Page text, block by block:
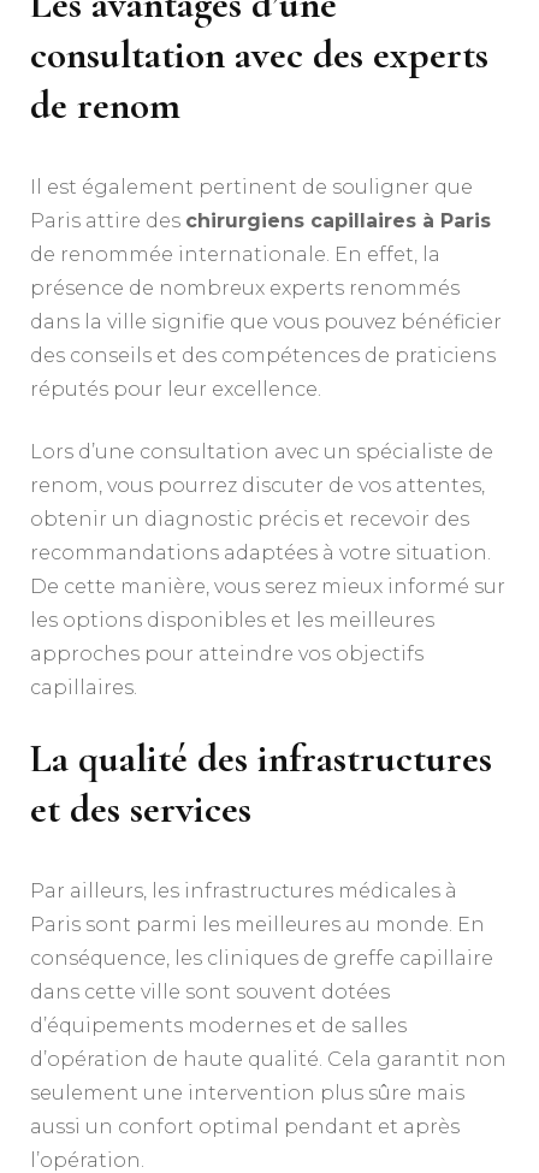
consultation avec des experts
de renom
Il est également pertinent de souligner que
Paris attire des chirurgiens capillaires à Paris
de renommée internationale. En effet, la
présence de nombreux experts renommés
dans la ville signifie que vous pouvez bénéficier
des conseils et des compétences de praticiens
réputés pour leur excellence.
Lors d’une consultation avec un spécialiste de
renom, vous pourrez discuter de vos attentes,
obtenir un diagnostic précis et recevoir des
recommandations adaptées à votre situation.
De cette manière, vous serez mieux informé sur
les options disponibles et les meilleures
approches pour atteindre vos objectifs
capillaires.
La qualité des infrastructures
et des services
Par ailleurs, les infrastructures médicales à
Paris sont parmi les meilleures au monde. En
conséquence, les cliniques de greffe capillaire
dans cette ville sont souvent dotées
d’équipements modernes et de salles
d’opération de haute qualité. Cela garantit non
seulement une intervention plus sûre mais
aussi un confort optimal pendant et après
l’opération.